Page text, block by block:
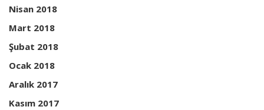
Nisan 2018
Mart 2018
Şubat 2018
Ocak 2018
Aralık 2017
Kasım 2017